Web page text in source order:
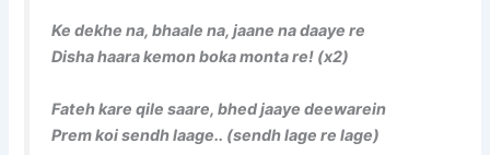
Ke dekhe na, bhaale na, jaane na daaye re
Disha haara kemon boka monta re! (x2)
Fateh kare qile saare, bhed jaaye deewarein
Prem koi sendh laage.. (sendh lage re lage)